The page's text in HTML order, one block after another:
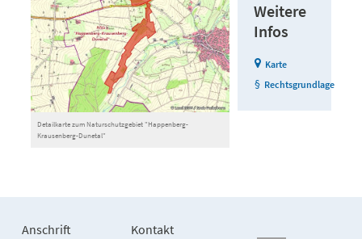
Detailkarte zum Naturschutzgebiet "Happenberg-
Krausenberg-Dunetal"
Weitere
Infos
Karte
Rechtsgrundlage
Anschrift Kontakt